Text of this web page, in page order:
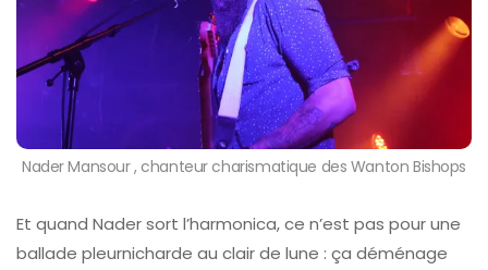
Nader Mansour , chanteur charismatique des Wanton Bishops
Et quand Nader sort l’harmonica, ce n’est pas pour une
ballade pleurnicharde au clair de lune : ça déménage